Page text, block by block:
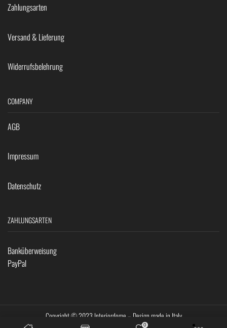
Zahlungsarten
Versand & Lieferung
Widerrufsbelehrung
COMPANY
AGB
Impressum
Datenschutz
ZAHLUNGSARTEN
Banküberweisung
PayPal
Copyright © 2023 Interiordome – Design made in Italy
0